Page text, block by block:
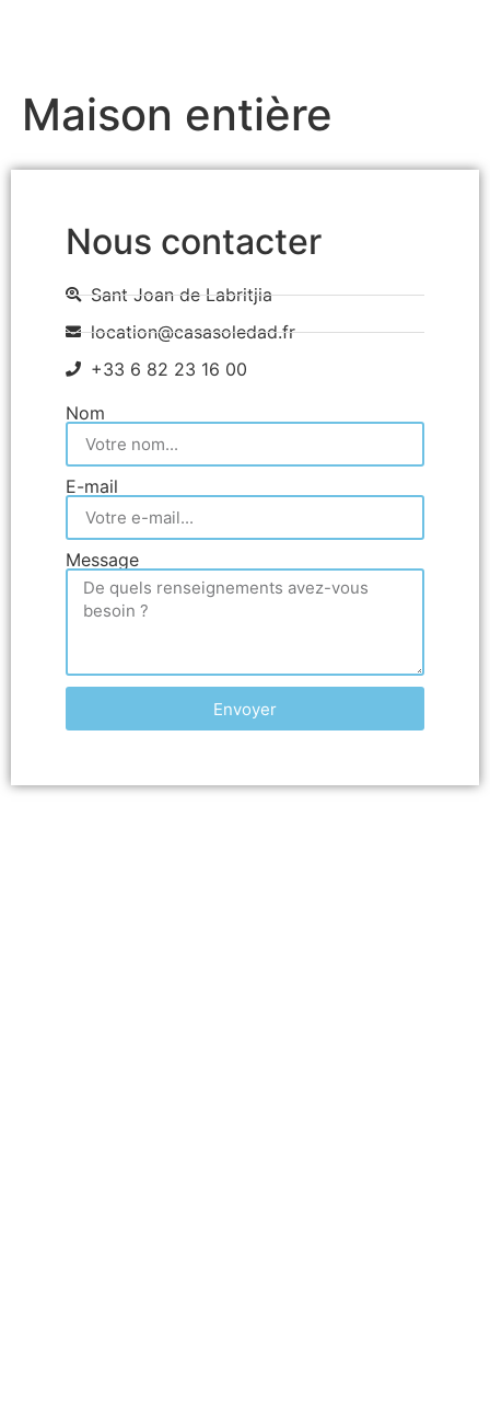
Maison entière
Nous contacter
Sant Joan de Labritjia
location@casasoledad.fr
+33 6 82 23 16 00
Nom
E-mail
Message
Envoyer